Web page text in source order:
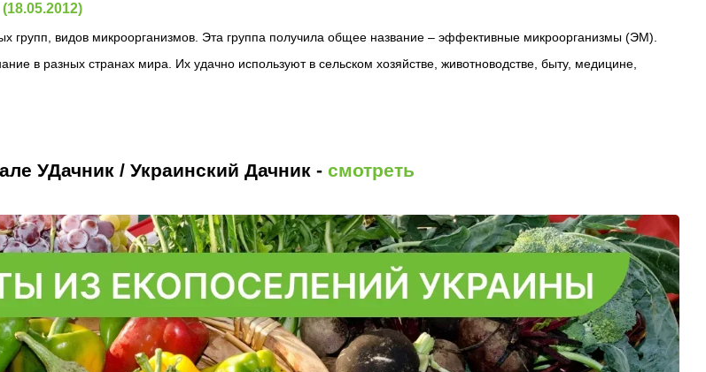
групп, видов микроорганизмов. Эта группа получила общее название – эффективные микроорганизмы (ЭМ).
в разных странах мира. Их удачно используют в сельском хозяйстве, животноводстве, быту, медицине,
УДачник / Украинский Дачник - смотреть